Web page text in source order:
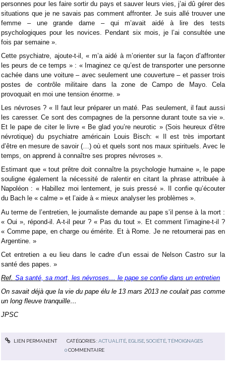
personnes pour les faire sortir du pays et sauver leurs vies, j’ai dû gérer des
situations que je ne savais pas comment affronter. Je suis allé trouver une
femme – une grande dame – qui m’avait aidé à lire des tests
psychologiques pour les novices. Pendant six mois, je l’ai consultée une
fois par semaine ».
Cette psychiatre, ajoute-t-il, « m’a aidé à m’orienter sur la façon d’affronter
les peurs de ce temps » : « Imaginez ce qu’est de transporter une personne
cachée dans une voiture – avec seulement une couverture – et passer trois
postes de contrôle militaire dans la zone de Campo de Mayo. Cela
provoquait en moi une tension énorme. »
Les névroses ? « Il faut leur préparer un maté. Pas seulement, il faut aussi
les caresser. Ce sont des compagnes de la personne durant toute sa vie ».
Et le pape de citer le livre « Be glad you’re neurotic » (Sois heureux d’être
névrotique) du psychiatre américain Louis Bisch: « Il est très important
d’être en mesure de savoir (…) où et quels sont nos maux spirituels. Avec le
temps, on apprend à connaître ses propres névroses ».
Estimant que « tout prêtre doit connaître la psychologie humaine », le pape
souligne également la nécessité de ralentir en citant la phrase attribuée à
Napoléon : « Habillez moi lentement, je suis pressé ». Il confie qu’écouter
du Bach le « calme » et l’aide à « mieux analyser les problèmes ».
Au terme de l’entretien, le journaliste demande au pape s’il pense à la mort :
« Oui », répond-il. A-t-il peur ? « Pas du tout ». Et comment l’imagine-t-il ?
« Comme pape, en charge ou émérite. Et à Rome. Je ne retournerai pas en
Argentine. »
Cet entretien a eu lieu dans le cadre d’un essai de Nelson Castro sur la
santé des papes. »
Ref. Sa santé, sa mort, les névroses… le pape se confie dans un entretien
On savait déjà que la vie du pape élu le 13 mars 2013 ne coulait pas comme
un long fleuve tranquille…
JPSC
LIEN PERMANENT CATÉGORIES :ACTUALITÉ, EGLISE, SOCIÉTÉ,TÉMOIGNAGES
0 COMMENTAIRE